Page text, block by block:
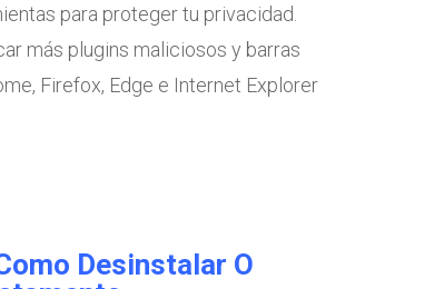
para proteger tu privacidad.
más plugins maliciosos y barras
Firefox, Edge e Internet Explorer
Desinstalar O